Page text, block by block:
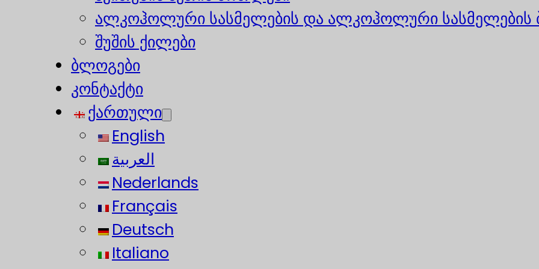
ალკოჰოლური სასმელების და ალკოჰოლური
შუშის ქილები
ბლოგები
კონტაქტი
ქართული
English
العربية
Nederlands
Français
Deutsch
Italiano